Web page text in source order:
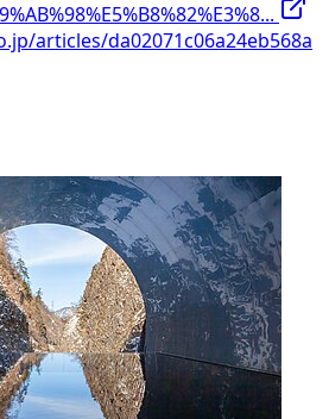
articles/da02071c06a24eb568a